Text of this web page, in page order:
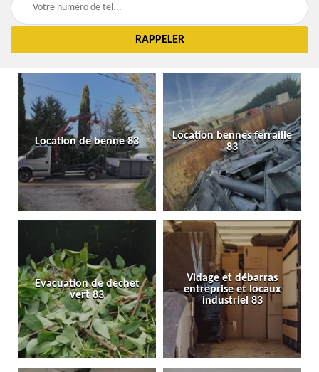
Location de benne 83
Location bennes ferraille
83
Evacuation de dechet
vert 83
Vidage et débarras
entreprise et locaux
industriel 83